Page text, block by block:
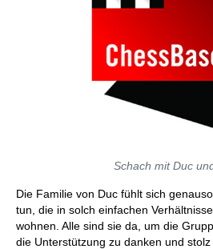
Schach mit Duc
Die Familie von Duc fühlt sich
tun, die in solch einfachen
wohnen. Alle sind sie da, um die
die Unterstützung zu danken und